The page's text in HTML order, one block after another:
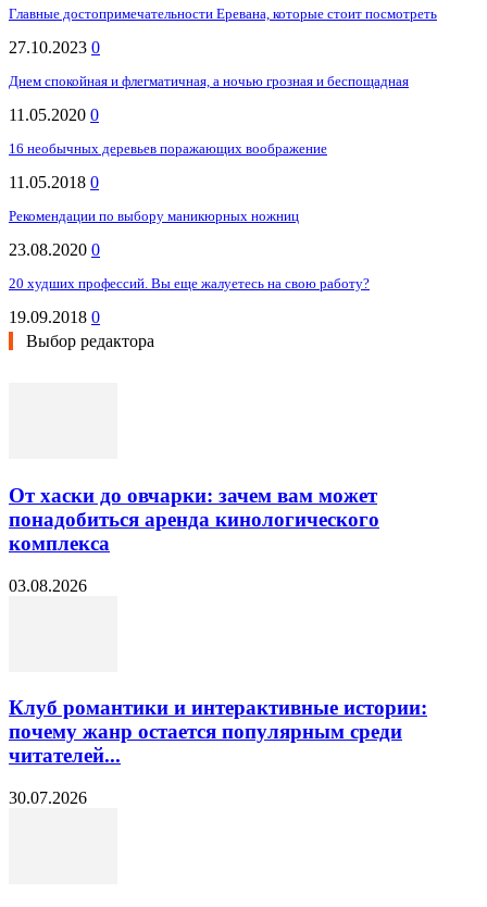
Главные достопримечательности Еревана, которые стоит посмотреть
27.10.2023 0
Днем спокойная и флегматичная, а ночью грозная и беспощадная
11.05.2020 0
16 необычных деревьев поражающих воображение
11.05.2018 0
Рекомендации по выбору маникюрных ножниц
23.08.2020 0
20 худших профессий. Вы еще жалуетесь на свою работу?
19.09.2018 0
Выбор редактора
От хаски до овчарки: зачем вам может
понадобиться аренда кинологического
комплекса
03.08.2026
Клуб романтики и интерактивные истории:
почему жанр остается популярным среди
читателей...
30.07.2026